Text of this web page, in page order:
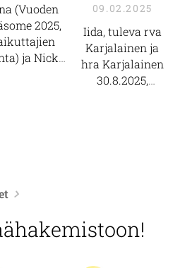
(Vuoden
2025,
ja Nicke,
09.02.2025
Iida, tuleva rva
Karjalainen ja
hra Karjalainen
30.8.2025,